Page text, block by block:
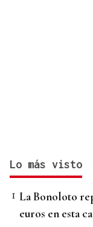
Lo más visto
La Bonoloto
euros en esta